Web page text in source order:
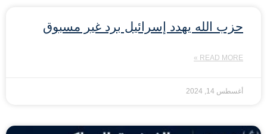
حزب الله يهدد إسرائيل برد غير مسبوق
READ MORE »
أغسطس 14, 2024